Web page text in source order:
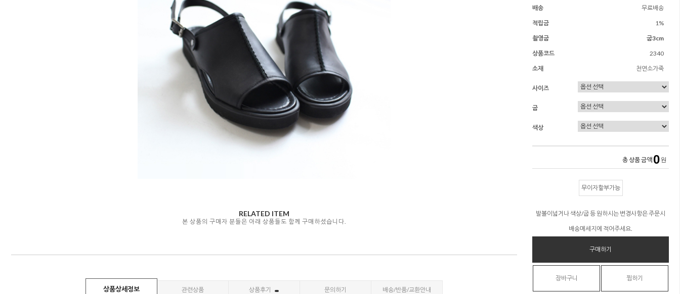
RELATED ITEM
본 상품의 구매자 분들은 아래 상품들도 함께 구매하셨습니다.
상품상세정보 관련상품 상품후기 문의하기 배송/반품/교환안내
배송
무료배송
적립금
1%
촬영굽
굽3cm
상품코드
2340
소재
천연소가죽
사이즈
굽
색상
총 상품 금액 0 원
무이자할부가능
발볼이넓거나 색상/굽 등 원하시는 변경사항은 주문시
배송메세지에 적어주세요.
구매하기
장바구니 찜하기